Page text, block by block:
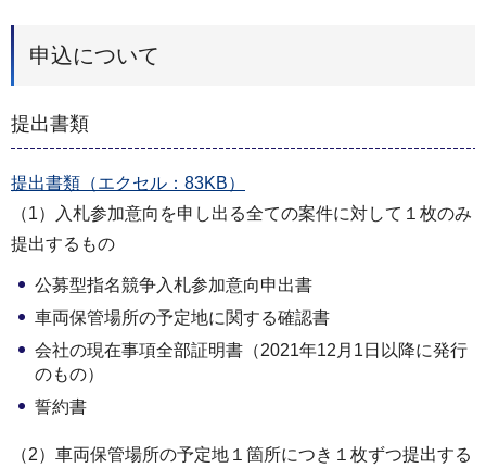
申込について
提出書類
提出書類（エクセル：83KB）
（1）入札参加意向を申し出る全ての案件に対して１枚のみ
提出するもの
公募型指名競争入札参加意向申出書
車両保管場所の予定地に関する確認書
会社の現在事項全部証明書（2021年12月1日以降に発行
のもの）
誓約書
（2）車両保管場所の予定地１箇所につき１枚ずつ提出する